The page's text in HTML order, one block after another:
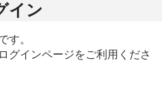
イン
す。
グインページをご利用くださ